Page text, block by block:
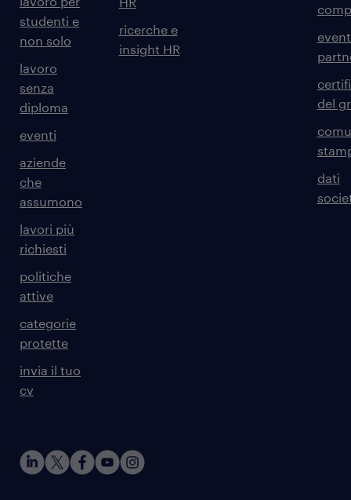
studenti e
non solo
lavoro
senza
diploma
eventi
aziende
che
assumono
lavori più
richiesti
politiche
attive
categorie
protette
invia il tuo
cv
ricerche e
insight HR
del
dati